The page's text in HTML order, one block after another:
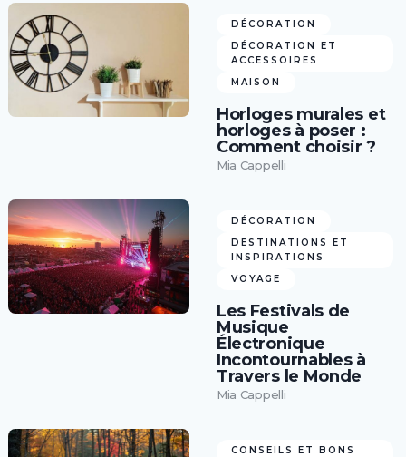
DÉCORATION
DÉCORATION ET
ACCESSOIRES
MAISON
Horloges murales et
horloges à poser :
Comment choisir ?
Mia Cappelli
DÉCORATION
DESTINATIONS ET
INSPIRATIONS
VOYAGE
Les Festivals de
Musique
Électronique
Incontournables à
Travers le Monde
Mia Cappelli
CONSEILS ET BONS